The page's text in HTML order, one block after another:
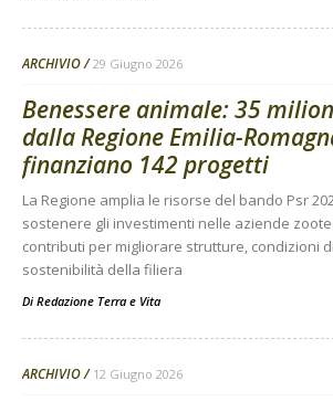
ARCHIVIO 29 Giugno 2026
Benessere animale: 35
dalla Regione Emilia-
finanziano 142 progetti
La Regione amplia le risorse del bando Psr
sostenere gli investimenti nelle aziende
contributi per migliorare strutture, condizioni
sostenibilità della filiera
Di Redazione Terra e Vita
ARCHIVIO 12 Giugno 2026